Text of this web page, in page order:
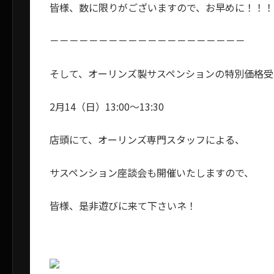
皆様、数に限りがございますので、お早めに！！！
－－－－－－－－－－－－－－－－－－－－
そして、オーリンズ製サスペンションの特別価格
2月14（日）13:00～13:30
店頭にて、オーリンズ専門スタッフによる、
サスペンション座談会も開催いたしますので、
皆様、是非遊びに来て下さいネ！